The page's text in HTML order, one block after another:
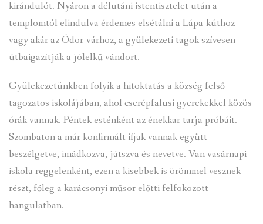
kirándulót. Nyáron a délutáni istentisztelet után a
templomtól elindulva érdemes elsétálni a Lápa-kúthoz
vagy akár az Ódor-várhoz, a gyülekezeti tagok szívesen
útbaigazítják a jólelkű vándort.
Gyülekezetünkben folyik a hitoktatás a község felső
tagozatos iskolájában, ahol cserépfalusi gyerekekkel közös
órák vannak. Péntek esténként az énekkar tarja próbáit.
Szombaton a már konfirmált ifjak vannak együtt
beszélgetve, imádkozva, játszva és nevetve. Van vasárnapi
iskola reggelenként, ezen a kisebbek is örömmel vesznek
részt, főleg a karácsonyi műsor előtti felfokozott
hangulatban.